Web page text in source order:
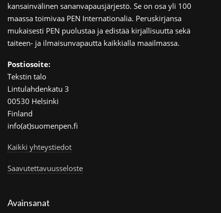
kansainvälinen sananvapausjärjestö. Se on osa yli 100
maassa toimivaa PEN Internationalia. Peruskirjansa
mukaisesti PEN puolustaa ja edistää kirjallisuutta sekä
taiteen- ja ilmaisunvapautta kaikkialla maailmassa.
Postiosoite:
Tekstin talo
Lintulahdenkatu 3
00530 Helsinki
Finland
info(at)suomenpen.fi
Kaikki yhteystiedot
Saavutettavuusseloste
Avainsanat